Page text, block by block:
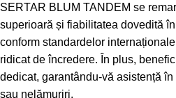
SERTAR BLUM TANDEM se
superioară și fiabilitatea dovedită
conform standardelor
ridicat de încredere. În plus,
dedicat, garantându-vă asistență
sau nelămuriri.